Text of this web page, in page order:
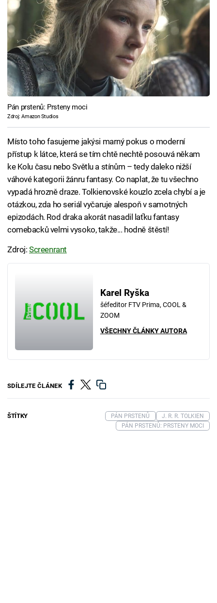
Pán prstenů: Prsteny moci
Zdroj: Amazon Studios
Místo toho fasujeme jakýsi marný pokus o moderní
přístup k látce, která se tím chtě nechtě posouvá někam
ke Kolu času nebo Světlu a stínům – tedy daleko nižší
váhové kategorii žánru fantasy. Co naplat, že tu všechno
vypadá hrozně draze. Tolkienovské kouzlo zcela chybí a je
otázkou, zda ho seriál vyčaruje alespoň v samotných
epizodách. Rod draka akorát nasadil laťku fantasy
comebacků velmi vysoko, takže... hodně štěstí!
Zdroj:Screenrant
Karel Ryška
šéfeditor FTV Prima, COOL &
ZOOM
VŠECHNY ČLÁNKY AUTORA
SDÍLEJTE ČLÁNEK
ŠTÍTKY PÁN PRSTENŮ
J. R. R. TOLKIEN
PÁN PRSTENŮ: PRSTENY MOCI